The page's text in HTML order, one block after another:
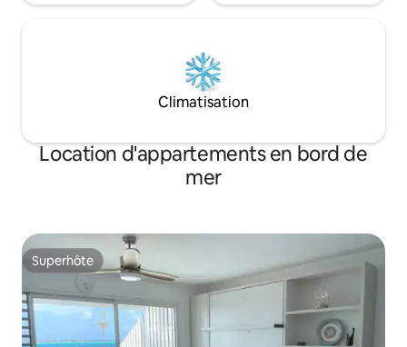
Climatisation
Location d'appartements en bord de
mer
Superhôte
Superhôte